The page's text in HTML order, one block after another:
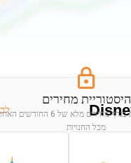
היסטוריית מחירים
התחבר כדי לצפות בגרף מחירים מלא של 6
מכל החנויות